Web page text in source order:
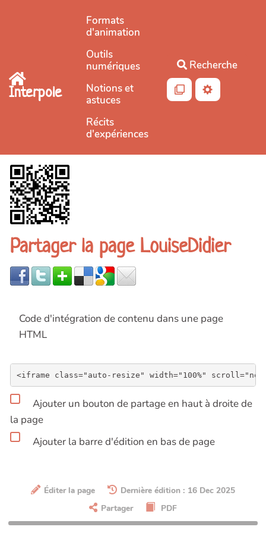
Aller au contenu principal
Interpole
Formats
d'animation
Outils
numériques
Notions et
astuces
Récits
d'expériences
Recherche
Partager la page LouiseDidier
Code d'intégration de contenu dans une page
HTML
Ajouter un bouton de partage en haut à droite de
la page
Ajouter la barre d'édition en bas de page
Éditer la page
Dernière édition : 16 Dec 2025
Partager
PDF